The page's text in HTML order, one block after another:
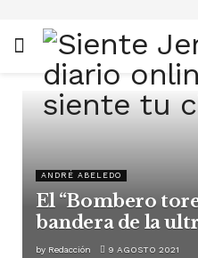
ANDRÉ ABELEDO
El “Bombero
bandera de la
by Redacción 9 AGOSTO 2021